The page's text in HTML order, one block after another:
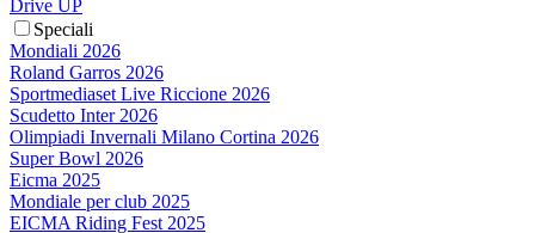
Drive UP
Speciali
Mondiali 2026
Roland Garros 2026
Sportmediaset Live Riccione 2026
Scudetto Inter 2026
Olimpiadi Invernali Milano Cortina 2026
Super Bowl 2026
Eicma 2025
Mondiale per club 2025
EICMA Riding Fest 2025